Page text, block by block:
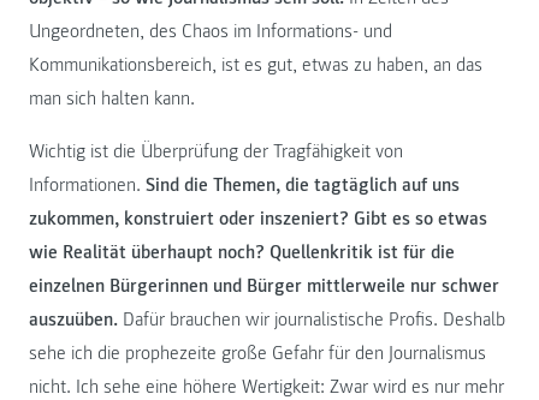
Ungeordneten, des Chaos im Informations- und
Kommunikationsbereich, ist es gut, etwas zu haben, an das
man sich halten kann.
Wichtig ist die Überprüfung der Tragfähigkeit von
Informationen. Sind die Themen, die tagtäglich auf uns
zukommen, konstruiert oder inszeniert? Gibt es so etwas
wie Realität überhaupt noch? Quellenkritik ist für die
einzelnen Bürgerinnen und Bürger mittlerweile nur schwer
auszuüben. Dafür brauchen wir journalistische Profis. Deshalb
sehe ich die prophezeite große Gefahr für den Journalismus
nicht. Ich sehe eine höhere Wertigkeit: Zwar wird es nur mehr